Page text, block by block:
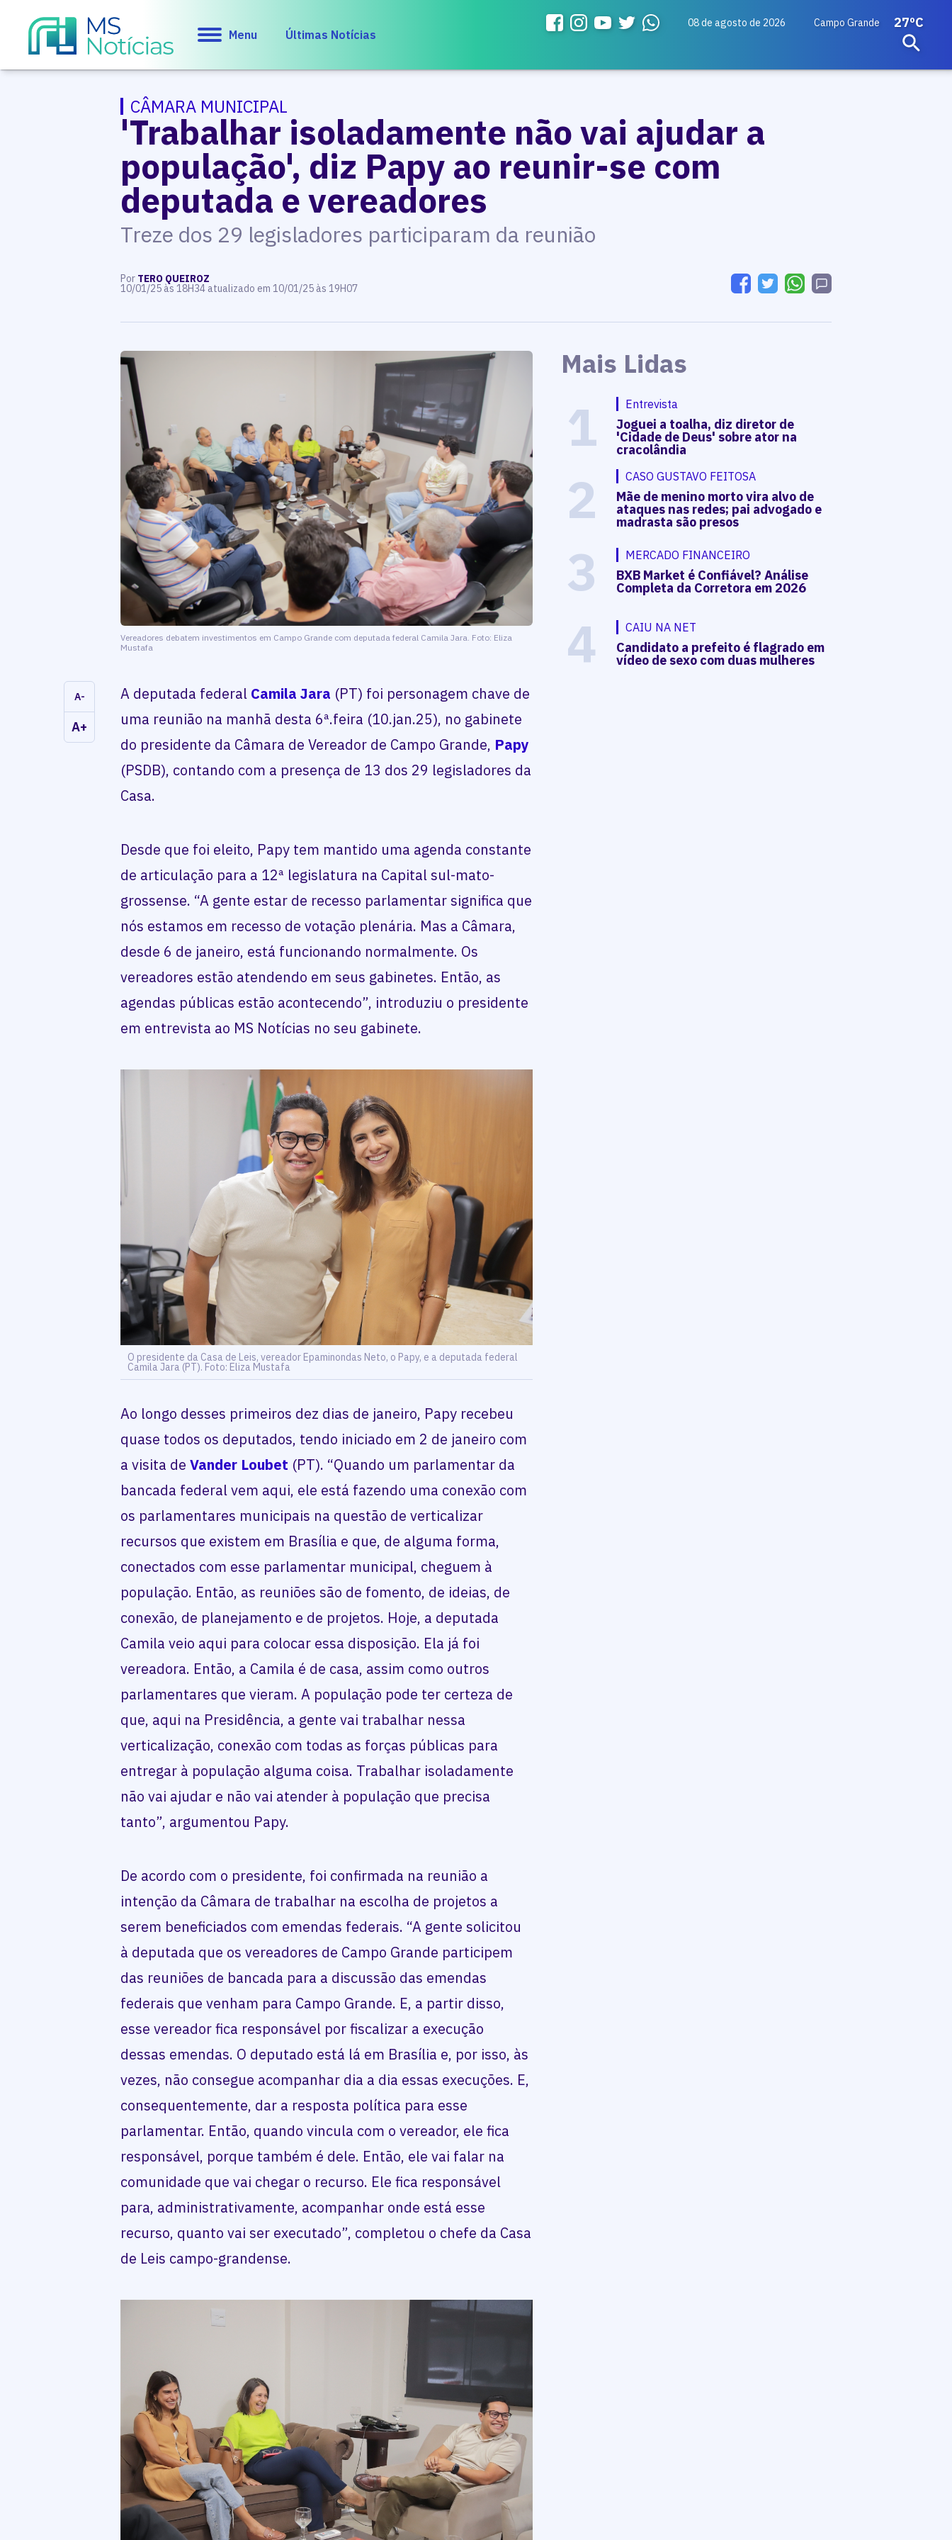
Menu Últimas Notícias
08 de agosto de 2026 Campo Grande 27ºC
CÂMARA MUNICIPAL
'Trabalhar isoladamente não vai ajudar a
população', diz Papy ao reunir-se com
deputada e vereadores
Treze dos 29 legisladores participaram da reunião
Por TERO QUEIROZ
10/01/25 às 18H34 atualizado em 10/01/25 às 19H07
Vereadores debatem investimentos em Campo Grande com deputada federal Camila Jara. Foto: Eliza
Mustafa
A-
A+
A deputada federal Camila Jara (PT) foi personagem chave de
uma reunião na manhã desta 6ª.feira (10.jan.25), no gabinete
do presidente da Câmara de Vereador de Campo Grande, Papy
(PSDB), contando com a presença de 13 dos 29 legisladores da
Casa.
Desde que foi eleito, Papy tem mantido uma agenda constante
de articulação para a 12ª legislatura na Capital sul-mato-
grossense. “A gente estar de recesso parlamentar significa que
nós estamos em recesso de votação plenária. Mas a Câmara,
desde 6 de janeiro, está funcionando normalmente. Os
vereadores estão atendendo em seus gabinetes. Então, as
agendas públicas estão acontecendo”, introduziu o presidente
em entrevista ao MS Notícias no seu gabinete.
O presidente da Casa de Leis, vereador Epaminondas Neto, o Papy, e a deputada federal
Camila Jara (PT). Foto: Eliza Mustafa
Ao longo desses primeiros dez dias de janeiro, Papy recebeu
quase todos os deputados, tendo iniciado em 2 de janeiro com
a visita deVander Loubet (PT). “Quando um parlamentar da
bancada federal vem aqui, ele está fazendo uma conexão com
os parlamentares municipais na questão de verticalizar
recursos que existem em Brasília e que, de alguma forma,
conectados com esse parlamentar municipal, cheguem à
população. Então, as reuniões são de fomento, de ideias, de
conexão, de planejamento e de projetos. Hoje, a deputada
Camila veio aqui para colocar essa disposição. Ela já foi
vereadora. Então, a Camila é de casa, assim como outros
parlamentares que vieram. A população pode ter certeza de
que, aqui na Presidência, a gente vai trabalhar nessa
verticalização, conexão com todas as forças públicas para
entregar à população alguma coisa. Trabalhar isoladamente
não vai ajudar e não vai atender à população que precisa
tanto”, argumentou Papy.
De acordo com o presidente, foi confirmada na reunião a
intenção da Câmara de trabalhar na escolha de projetos a
serem beneficiados com emendas federais. “A gente solicitou
à deputada que os vereadores de Campo Grande participem
das reuniões de bancada para a discussão das emendas
federais que venham para Campo Grande. E, a partir disso,
esse vereador fica responsável por fiscalizar a execução
dessas emendas. O deputado está lá em Brasília e, por isso, às
vezes, não consegue acompanhar dia a dia essas execuções. E,
consequentemente, dar a resposta política para esse
parlamentar. Então, quando vincula com o vereador, ele fica
responsável, porque também é dele. Então, ele vai falar na
comunidade que vai chegar o recurso. Ele fica responsável
para, administrativamente, acompanhar onde está esse
recurso, quanto vai ser executado”, completou o chefe da Casa
de Leis campo-grandense.
Mais Lidas
1 Entrevista
Joguei a toalha, diz diretor de
'Cidade de Deus' sobre ator na
cracolândia
2 CASO GUSTAVO FEITOSA
Mãe de menino morto vira alvo de
ataques nas redes; pai advogado e
madrasta são presos
3 MERCADO FINANCEIRO
BXB Market é Confiável? Análise
Completa da Corretora em 2026
4 CAIU NA NET
Candidato a prefeito é flagrado em
vídeo de sexo com duas mulheres